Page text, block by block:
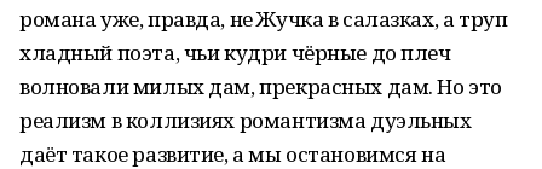
романа уже, правда, не Жучка в салазках, а труп
хладный поэта, чьи кудри чёрные до плеч
волновали милых дам, прекрасных дам. Но это
реализм в коллизиях романтизма дуэльных
даёт такое развитие, а мы остановимся на